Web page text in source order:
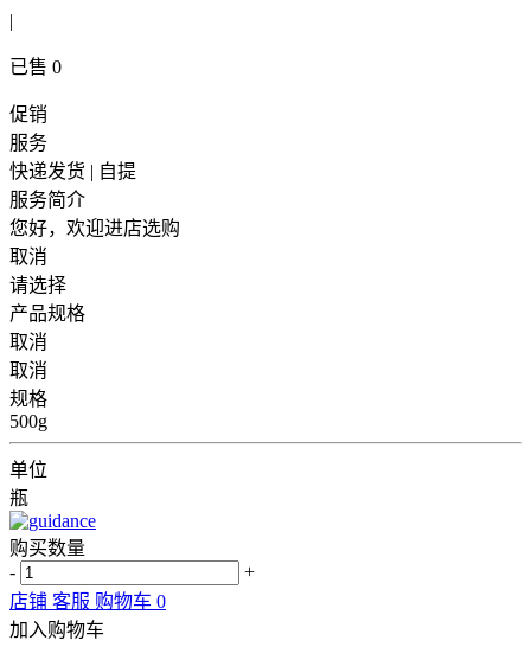
|
已售 0
促销
服务
快递发货 | 自提
服务简介
您好，欢迎进店选购
取消
请选择
产品规格
取消
取消
规格
500g
单位
瓶
购买数量
-
+
店铺 客服 购物车 0
加入购物车